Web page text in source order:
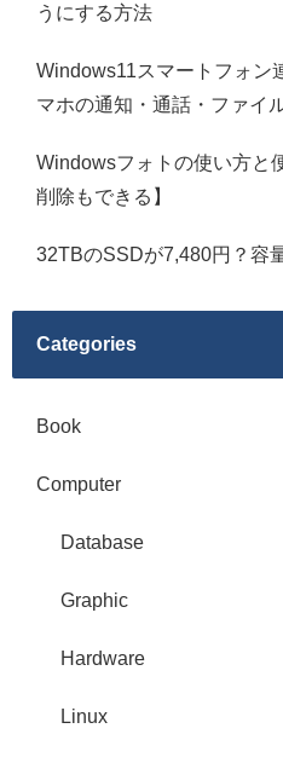
うにする方法
Windows11スマートフォン
マホの通知・通話・ファイ
Windowsフォトの使い方と
削除もできる】
32TBのSSDが7,480円？容
Categories
Book
Computer
Database
Graphic
Hardware
Linux